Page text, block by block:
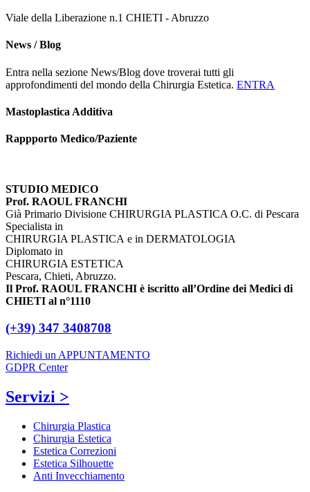
Viale della Liberazione n.1 CHIETI - Abruzzo
News / Blog
Entra nella sezione News/Blog dove troverai tutti gli
approfondimenti del mondo della Chirurgia Estetica. ENTRA
Mastoplastica Additiva
Rappporto Medico/Paziente
STUDIO MEDICO
Prof. RAOUL FRANCHI
Già Primario Divisione CHIRURGIA PLASTICA O.C. di Pescara
Specialista in
CHIRURGIA PLASTICA e in DERMATOLOGIA
Diplomato in
CHIRURGIA ESTETICA
Pescara, Chieti, Abruzzo.
Il Prof. RAOUL FRANCHI è iscritto all’Ordine dei Medici di
CHIETI al n°1110
(+39) 347 3408708
Richiedi un APPUNTAMENTO
GDPR Center
Servizi >
Chirurgia Plastica
Chirurgia Estetica
Estetica Correzioni
Estetica Silhouette
Anti Invecchiamento